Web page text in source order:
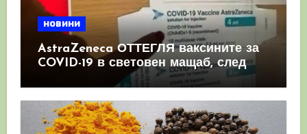
новини
AstraZeneca ОТТЕГЛЯ ваксините за
COVID-19 в световен мащаб, след
като призна, че те причиняват
КРЪВНИ съсиреци